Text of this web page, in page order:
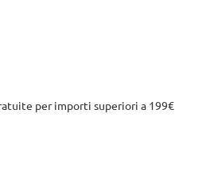
per importi superiori a 199€